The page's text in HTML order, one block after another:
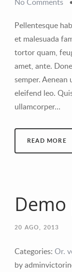
Pellentesque
et malesuada
tortor quam,
amet, ante.
semper.
eleifend leo.
ullamcorper…
READ MORE
20 AGO, 2013
Categories: Or.
by